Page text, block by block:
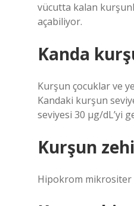
vücutta kalan
açabiliyor.
Kanda
Kurşun çocuklar ve
Kandaki kurşun
seviyesi 30 μg/dL’yi
Kurşun
Hipokrom mikrositer